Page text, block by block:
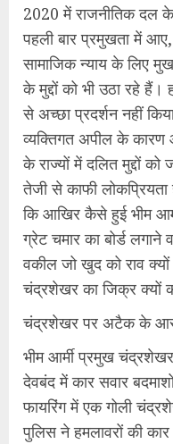
2020 में राजनीतिक दल
पहली बार प्रमुखता में
सामाजिक न्याय के लिए
के मुद्दों को भी उठा रहे हैं।
से अच्छा प्रदर्शन नहीं
व्यक्तिगत अपील के कारण
के राज्यों में दलित मुद्दों
तेजी से काफी
कि आखिर कैसे हुई भीम
ग्रेट चमार का बोर्ड
वकील जो खुद को राव
चंद्रशेखर का जिक्र क्यों
चंद्रशेखर पर अटैक के
भीम आर्मी प्रमुख
देवबंद में कार सवार
फायरिंग में एक गोली
पुलिस ने हमलावरों की